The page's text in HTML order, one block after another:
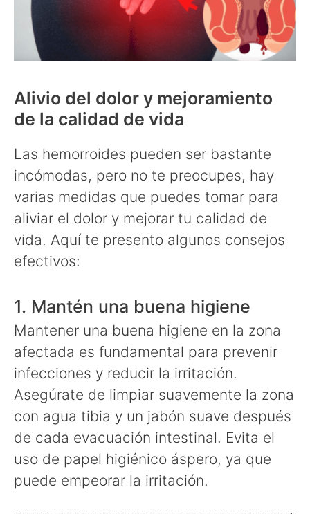
Alivio del dolor y mejoramiento
de la calidad de vida
Las hemorroides pueden ser bastante
incómodas, pero no te preocupes, hay
varias medidas que puedes tomar para
aliviar el dolor y mejorar tu calidad de
vida. Aquí te presento algunos consejos
efectivos:
1. Mantén una buena higiene
Mantener una buena higiene en la zona
afectada es fundamental para prevenir
infecciones y reducir la irritación.
Asegúrate de limpiar suavemente la zona
con agua tibia y un jabón suave después
de cada evacuación intestinal. Evita el
uso de papel higiénico áspero, ya que
puede empeorar la irritación.